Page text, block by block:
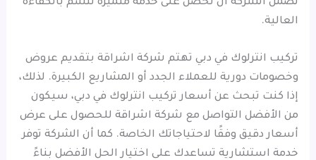
العالية.
تركيب انترلوك في دبي تهتم شركة اشراقة بتقديم عروض
وخصومات دورية للعملاء الجدد أو المشاريع الكبيرة. لذلك،
إذا كنت تبحث عن أسعار تركيب انترلوك في دبي، سيكون
من الأفضل التواصل مع شركة اشراقة للحصول على عرض
أسعار دقيق وفقًا لاحتياجاتك الخاصة. كما أن الشركة توفر
خدمة استشارية تساعدك على اختيار الحل الأفضل بناءً